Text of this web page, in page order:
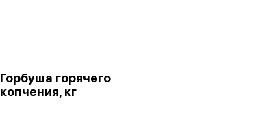
Горбуша горячего
копчения, кг